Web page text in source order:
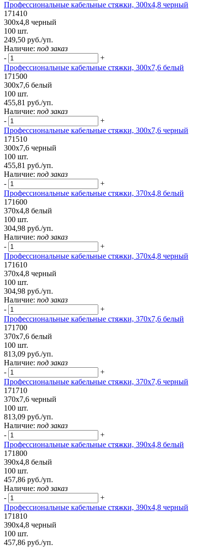
Профессиональные кабельные стяжки, 300х4,8 черный
171410
300х4,8 черный
100 шт.
249,50 руб./уп.
Наличие: под заказ
-
+
Профессиональные кабельные стяжки, 300х7,6 белый
171500
300х7,6 белый
100 шт.
455,81 руб./уп.
Наличие: под заказ
-
+
Профессиональные кабельные стяжки, 300х7,6 черный
171510
300х7,6 черный
100 шт.
455,81 руб./уп.
Наличие: под заказ
-
+
Профессиональные кабельные стяжки, 370х4,8 белый
171600
370х4,8 белый
100 шт.
304,98 руб./уп.
Наличие: под заказ
-
+
Профессиональные кабельные стяжки, 370х4,8 черный
171610
370х4,8 черный
100 шт.
304,98 руб./уп.
Наличие: под заказ
-
+
Профессиональные кабельные стяжки, 370х7,6 белый
171700
370х7,6 белый
100 шт.
813,09 руб./уп.
Наличие: под заказ
-
+
Профессиональные кабельные стяжки, 370х7,6 черный
171710
370х7,6 черный
100 шт.
813,09 руб./уп.
Наличие: под заказ
-
+
Профессиональные кабельные стяжки, 390х4,8 белый
171800
390х4,8 белый
100 шт.
457,86 руб./уп.
Наличие: под заказ
-
+
Профессиональные кабельные стяжки, 390х4,8 черный
171810
390х4,8 черный
100 шт.
457,86 руб./уп.